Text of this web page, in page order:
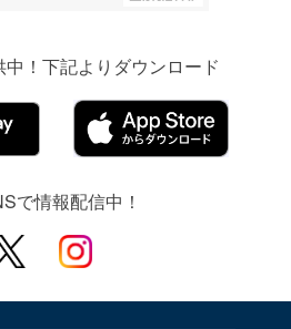
！下記よりダウンロード
で情報配信中！